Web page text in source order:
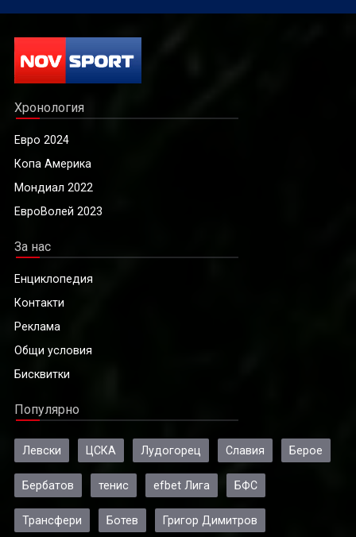
Хронология
Евро 2024
Копа Америка
Мондиал 2022
ЕвроВолей 2023
За нас
Енциклопедия
Контакти
Реклама
Общи условия
Бисквитки
Популярно
Левски ЦСКА Лудогорец Славия Берое
Бербатов тенис efbet Лига БФС
Трансфери Ботев Григор Димитров